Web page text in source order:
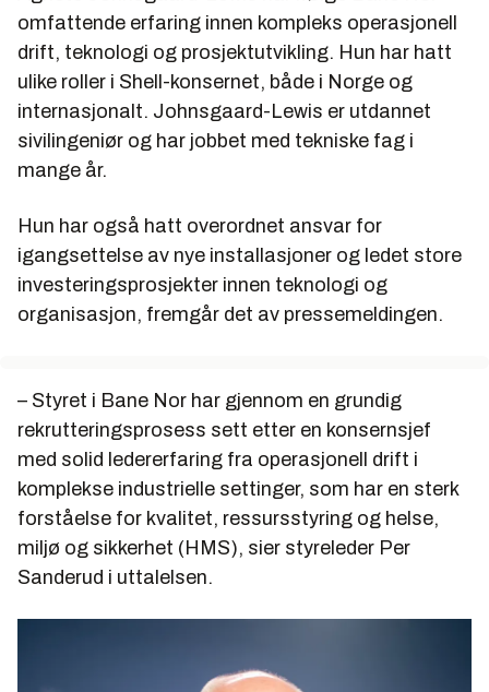
omfattende erfaring innen kompleks operasjonell
drift, teknologi og prosjektutvikling. Hun har hatt
ulike roller i Shell-konsernet, både i Norge og
internasjonalt. Johnsgaard-Lewis er utdannet
sivilingeniør og har jobbet med tekniske fag i
mange år.
Hun har også hatt overordnet ansvar for
igangsettelse av nye installasjoner og ledet store
investeringsprosjekter innen teknologi og
organisasjon, fremgår det av pressemeldingen.
– Styret i Bane Nor har gjennom en grundig
rekrutteringsprosess sett etter en konsernsjef
med solid ledererfaring fra operasjonell drift i
komplekse industrielle settinger, som har en sterk
forståelse for kvalitet, ressursstyring og helse,
miljø og sikkerhet (HMS), sier styreleder Per
Sanderud i uttalelsen.